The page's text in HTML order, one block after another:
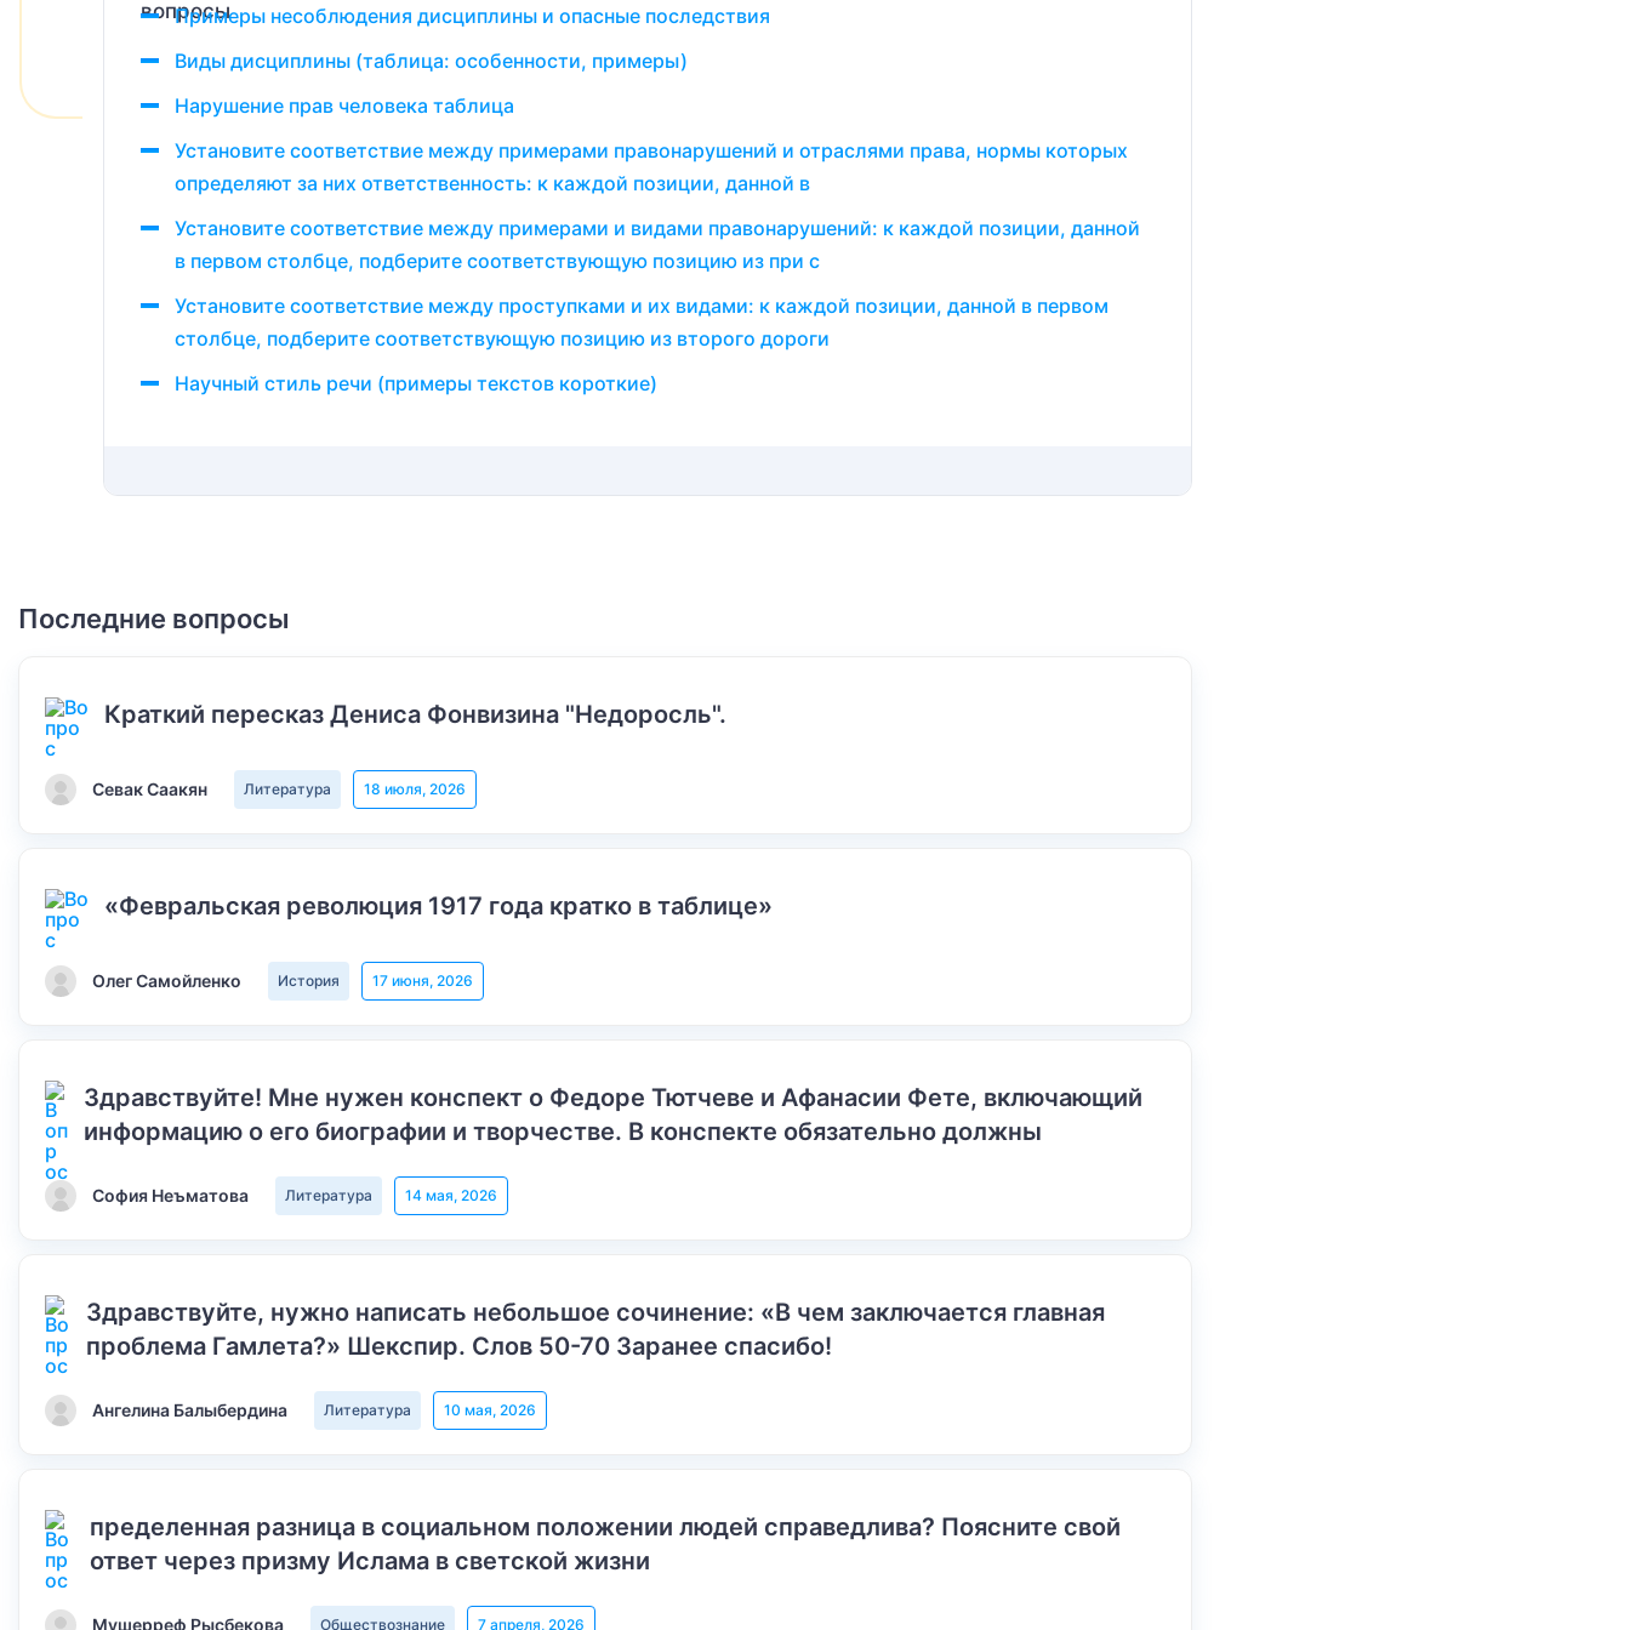
Примеры несоблюдения дисциплины и опасные последствия
Виды дисциплины (таблица: особенности, примеры)
Нарушение прав человека таблица
Установите соответствие между примерами правонарушений и отраслями права, нормы которых
определяют за них ответственность: к каждой позиции, данной в
Установите соответствие между примерами и видами правонарушений: к каждой позиции, данной
в первом столбце, подберите соответствующую позицию из при с
Установите соответствие между проступками и их видами: к каждой позиции, данной в первом
столбце, подберите соответствующую позицию из второго дороги
Научный стиль речи (примеры текстов короткие)
Последние вопросы
Краткий пересказ Дениса Фонвизина "Недоросль".
Севак Саакян Литература 18 июля, 2026
«Февральская революция 1917 года кратко в таблице»
Олег Самойленко История 17 июня, 2026
Здравствуйте! Мне нужен конспект о Федоре Тютчеве и Афанасии Фете, включающий
информацию о его биографии и творчестве. В конспекте обязательно должны
София Неъматова Литература 14 мая, 2026
Здравствуйте, нужно написать небольшое сочинение: «В чем заключается главная
проблема Гамлета?» Шекспир. Слов 50-70 Заранее спасибо!
Ангелина Балыбердина Литература 10 мая, 2026
пределенная разница в социальном положении людей справедлива? Поясните свой
ответ через призму Ислама в светской жизни
Мушерреф Рысбекова Обществознание 7 апреля, 2026